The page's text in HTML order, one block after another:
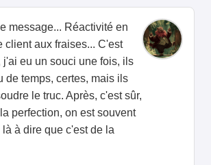
message... Réactivité en
client aux fraises... C'est
j'ai eu un souci une fois, ils
de temps, certes, mais ils
le truc. Après, c'est sûr,
perfection, on est souvent
à dire que c'est de la